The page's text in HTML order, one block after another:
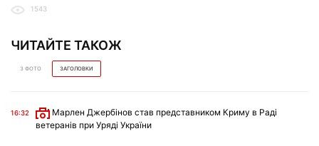
1543
ЧИТАЙТЕ ТАКОЖ
З ФОТО ЗАГОЛОВКИ
16:32
Марлен Джербінов став представником Криму в Раді
ветеранів при Уряді України